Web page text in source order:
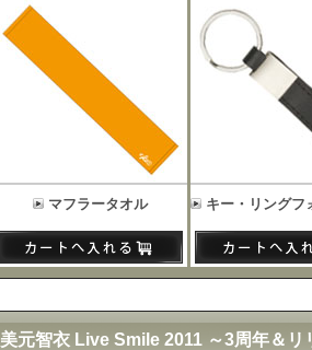
マフラータオル キー・リングフ
美元智衣 Live Smile 2011 ～3周年＆